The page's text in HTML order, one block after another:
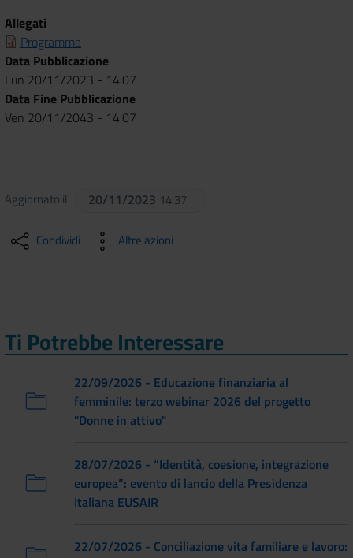
Allegati
Programma
Data Pubblicazione
Lun 20/11/2023 - 14:07
Data Fine Pubblicazione
Ven 20/11/2043 - 14:07
Aggiornato il 20/11/2023 14:37
Condividi Altre azioni
Ti Potrebbe Interessare
22/09/2026 - Educazione finanziaria al
femminile: terzo webinar 2026 del progetto
"Donne in attivo"
28/07/2026 - “Identità, coesione, integrazione
europea”: evento di lancio della Presidenza
Italiana EUSAIR
22/07/2026 - Conciliazione vita familiare e lavoro: